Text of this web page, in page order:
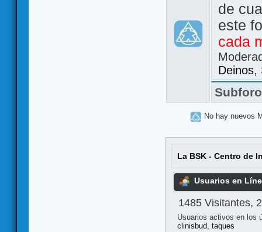
de
este
cada
Deinos,
No hay nuevos
La BSK - Centro de
Usuarios en
1485 Visitantes,
Usuarios activos en los
clinisbud, taques